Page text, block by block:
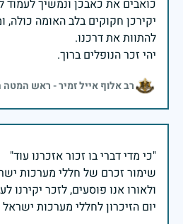
כואבים את כאבכן ונמשיך לעמוד
יקירכן חקוקים בלב האומה
יהי זכר הנופלים ברוך.
רב אלוף אייל זמיר - ראש המטה
שימור זכרם של חללי מערכות
יום הזיכרון לחללי מערכות ישראל